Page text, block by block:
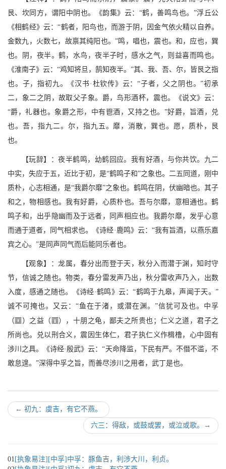
艮、坎同方，谓阳中阴也。《韵集》云：“鹤，善鸣鸟也。”浮丘公
《相鹤经》云：“鹤者，阳鸟也，而游于阴，因金气依火精以自养。
金数九，火数七，故禀其纯阳也。”鸣，唱也，震也。和，应也，巽
也。阴，夜半。鹤，水鸟，夜半子时，感水之气，则益喜而鸣也。
《淮南子》云：“鸡知将旦，鹄知夜半。”其、我、吾、尔，皆艮之指
也。子，指初九。《汉书·杜钦传》云：“子者，父之阴也。”初承
二，象二之阴，故取父子象。爵，鸟形酒杯，震也。《说文》云：
“爵，礼器也。象爵之形，中有鬯酒，又持之也。”好爵，旨酒，兑
也。吾，指九二。尔，指九五。靡，消散，巽也。愿，质朴，艮
也。
【玩辞】：夜半鹤鸣，幼鹤回应。我有好酒，与你共饮。九二
中实，失应于五，近比于初，是“鹤鸣子和”之象也。二五同道，刚中
质朴，心志相通，是“我爵尔靡”之象也。鹤鸣在阴，伏幽暗也。其子
和之，物相感也。我有好爵，心质朴也。吾与尔靡，意相通也。鹤
鸣子和，出乎隐幽而及于远者，同声相应也。我爵尔靡，发乎心意
而通于道者，同气相求也。《诗经·鹿鸣》云：“我有旨酒，以燕乐嘉
宾之心。”是同声同气而后能同乐者也。
【观象】：龙属，春分出而登于天，秋分入而潜于渊，知时守
节，信诚之随也。物类，春分雷发声乃出，秋分雷收声乃入，出数
入度，感通之随也。《诗经·鹤鸣》云：“鹤鸣于九皋，声闻于天。”
诚不可掩也。又云：“鱼在于渚，或潜在渊。”信犹可及也。中孚
（M）之益（S），十朋之龟，鄙夫之所贵也；仁义之道，君子之
所尚也。兑以刑合义，震因生体仁，君子执仁义作楫橹，心中固有
涉川之具。《诗经·殷武》云：“天命降监，下民有严。不僭不滥，不
敢怠遑。”深得中孚之旨，而善尽涉川之用者，武丁是也。
← 初九：虞吉，有它不燕。
六三：得敌，或鼓或罢，或泣或歌。 →
01 [执象易注][中孚]中孚：豚鱼吉，利涉大川，利贞。